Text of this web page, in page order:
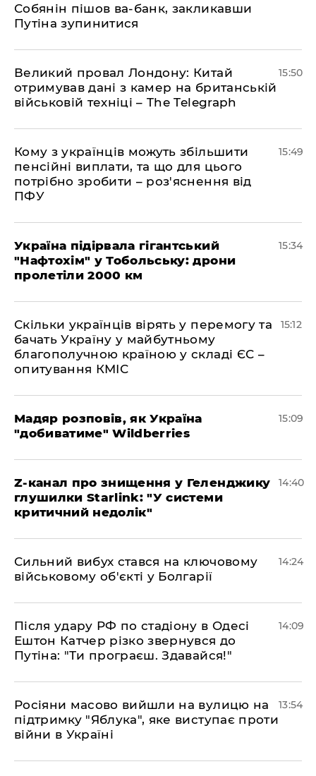
Собянін пішов ва-банк, закликавши
Путіна зупинитися
Великий провал Лондону: Китай
отримував дані з камер на британській
військовій техніці – The Telegraph
15:50
Кому з українців можуть збільшити
пенсійні виплати, та що для цього
потрібно зробити – роз'яснення від
ПФУ
15:49
Україна підірвала гігантський
"Нафтохім" у Тобольську: дрони
пролетіли 2000 км
15:34
Скільки українців вірять у перемогу та
бачать Україну у майбутньому
благополучною країною у складі ЄС –
опитування КМІС
15:12
Мадяр розповів, як Україна
"добиватиме" Wildberries
15:09
Z-канал про знищення у Геленджику
глушилки Starlink: "У системи
критичний недолік"
14:40
Сильний вибух стався на ключовому
військовому об'єкті у Болгарії
14:24
Після удару РФ по стадіону в Одесі
Ештон Катчер різко звернувся до
Путіна: "Ти програєш. Здавайся!"
14:09
Росіяни масово вийшли на вулицю на
підтримку "Яблука", яке виступає проти
війни в Україні
13:54